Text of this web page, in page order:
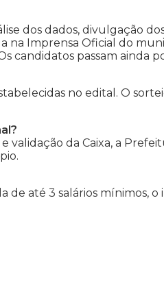
dos dados, divulgação
na Imprensa Oficial do
candidatos passam ainda
no edital. O
validação da Caixa, a
de até 3 salários mínimos,